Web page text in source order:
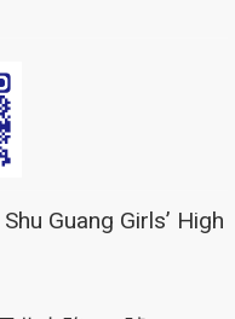
Shu Guang Girls’ High